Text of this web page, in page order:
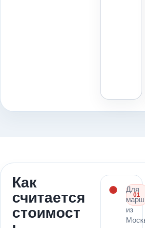
Как
считается
стоимост
01
Для
из